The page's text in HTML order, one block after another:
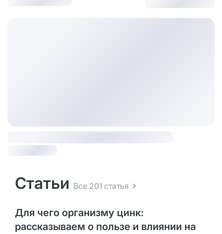
Статьи Все 201 статья
Для чего организму цинк:
рассказываем о пользе и влиянии на